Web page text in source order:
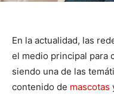
En la actualidad, las
el medio principal para
siendo una de las
contenido de mascotas